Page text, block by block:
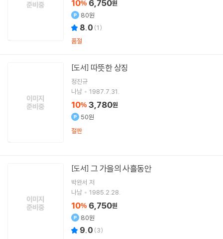
10% 6,750원
80원
8.0 (1)
품절
[도서] 따뜻한 상징
정진규
나남
1987.7.31.
10% 3,780원
50원
절판
[도서] 그 가을의 사흘동안
박완서 저
나남
1985.2.28.
10% 6,750원
80원
9.0 (3)